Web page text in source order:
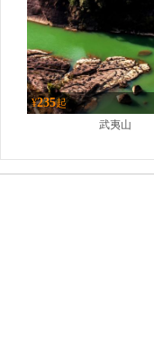
¥235起
武夷山